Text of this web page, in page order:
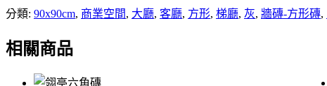
分類: 90x90cm, 商業空間, 大廳, 客廳, 方形, 梯廳, 灰, 牆磚-方形磚,
相關商品